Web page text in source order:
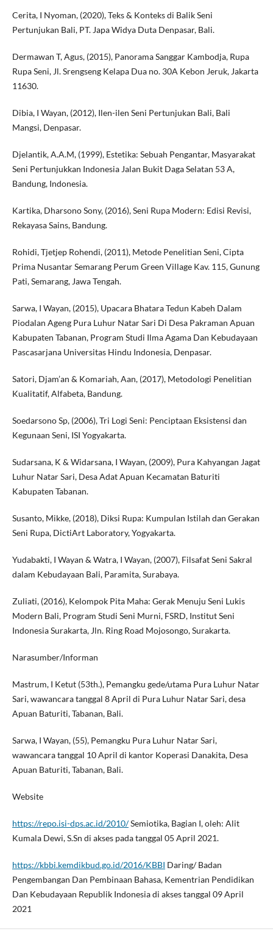
Cerita, I Nyoman, (2020), Teks & Konteks di Balik Seni
Pertunjukan Bali, PT. Japa Widya Duta Denpasar, Bali.
Dermawan T, Agus, (2015), Panorama Sanggar Kambodja, Rupa
Rupa Seni, Jl. Srengseng Kelapa Dua no. 30A Kebon Jeruk, Jakarta
11630.
Dibia, I Wayan, (2012), Ilen-ilen Seni Pertunjukan Bali, Bali
Mangsi, Denpasar.
Djelantik, A.A.M, (1999), Estetika: Sebuah Pengantar, Masyarakat
Seni Pertunjukkan Indonesia Jalan Bukit Daga Selatan 53 A,
Bandung, Indonesia.
Kartika, Dharsono Sony, (2016), Seni Rupa Modern: Edisi Revisi,
Rekayasa Sains, Bandung.
Rohidi, Tjetjep Rohendi, (2011), Metode Penelitian Seni, Cipta
Prima Nusantar Semarang Perum Green Village Kav. 115, Gunung
Pati, Semarang, Jawa Tengah.
Sarwa, I Wayan, (2015), Upacara Bhatara Tedun Kabeh Dalam
Piodalan Ageng Pura Luhur Natar Sari Di Desa Pakraman Apuan
Kabupaten Tabanan, Program Studi Ilma Agama Dan Kebudayaan
Pascasarjana Universitas Hindu Indonesia, Denpasar.
Satori, Djam’an & Komariah, Aan, (2017), Metodologi Penelitian
Kualitatif, Alfabeta, Bandung.
Soedarsono Sp, (2006), Tri Logi Seni: Penciptaan Eksistensi dan
Kegunaan Seni, ISI Yogyakarta.
Sudarsana, K & Widarsana, I Wayan, (2009), Pura Kahyangan Jagat
Luhur Natar Sari, Desa Adat Apuan Kecamatan Baturiti
Kabupaten Tabanan.
Susanto, Mikke, (2018), Diksi Rupa: Kumpulan Istilah dan Gerakan
Seni Rupa, DictiArt Laboratory, Yogyakarta.
Yudabakti, I Wayan & Watra, I Wayan, (2007), Filsafat Seni Sakral
dalam Kebudayaan Bali, Paramita, Surabaya.
Zuliati, (2016), Kelompok Pita Maha: Gerak Menuju Seni Lukis
Modern Bali, Program Studi Seni Murni, FSRD, Institut Seni
Indonesia Surakarta, Jln. Ring Road Mojosongo, Surakarta.
Narasumber/Informan
Mastrum, I Ketut (53th.), Pemangku gede/utama Pura Luhur Natar
Sari, wawancara tanggal 8 April di Pura Luhur Natar Sari, desa
Apuan Baturiti, Tabanan, Bali.
Sarwa, I Wayan, (55), Pemangku Pura Luhur Natar Sari,
wawancara tanggal 10 April di kantor Koperasi Danakita, Desa
Apuan Baturiti, Tabanan, Bali.
Website
https://repo.isi-dps.ac.id/2010/Semiotika, Bagian I, oleh: Alit
Kumala Dewi, S.Sn di akses pada tanggal 05 April 2021.
https://kbbi.kemdikbud.go.id/2016/KBBI Daring/ Badan
Pengembangan Dan Pembinaan Bahasa, Kementrian Pendidikan
Dan Kebudayaan Republik Indonesia di akses tanggal 09 April
2021